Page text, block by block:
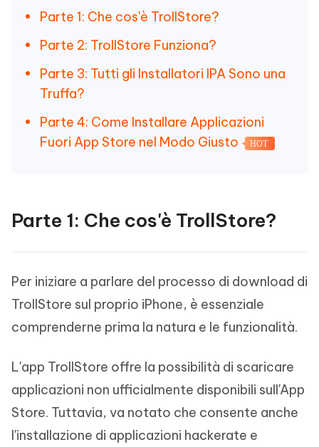
Parte 1: Che cos'è TrollStore?
Parte 2: TrollStore Funziona?
Parte 3: Tutti gli Installatori IPA Sono una
Truffa?
Parte 4: Come Installare Applicazioni
Fuori App Store nel Modo Giusto
HOT
Parte 1: Che cos'è TrollStore?
Per iniziare a parlare del processo di download di
TrollStore sul proprio iPhone, è essenziale
comprenderne prima la natura e le funzionalità.
L'app TrollStore offre la possibilità di scaricare
applicazioni non ufficialmente disponibili sull'App
Store. Tuttavia, va notato che consente anche
l'installazione di applicazioni hackerate e